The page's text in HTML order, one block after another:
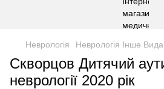
Неврологія Неврологія Інше
Скворцов Дитячий
неврології 2020 рік